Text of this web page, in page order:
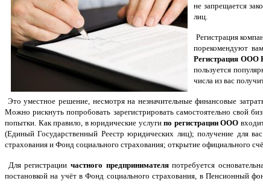
не запрещается
лиц.
Регистрация
порекомендуют
Регистрация ООО
пользуется
числа из вас
Это уместное решение, несмотря на незначительные финансовые
Можно рискнуть попробовать зарегистрировать самостоятельно свой
попытки. Как правило, в юридические услугипо регистрации ООО
(Единый Государственный Реестр юридических лиц); получение для
страхования и Фонд социального страхования; открытие официального
Для регистрациичастного предпринимателяпотребуется
постановкой на учёт в Фонд социального страхования, в Пенсионный